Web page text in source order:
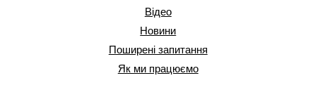
Відео
Новини
Поширені запитання
Як ми працюємо